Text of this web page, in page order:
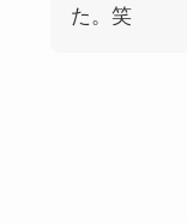
た。笑